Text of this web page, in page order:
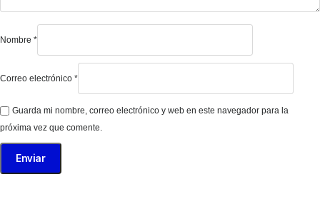
Nombre *
Correo electrónico *
Guarda mi nombre, correo electrónico y web en este navegador para la
próxima vez que comente.